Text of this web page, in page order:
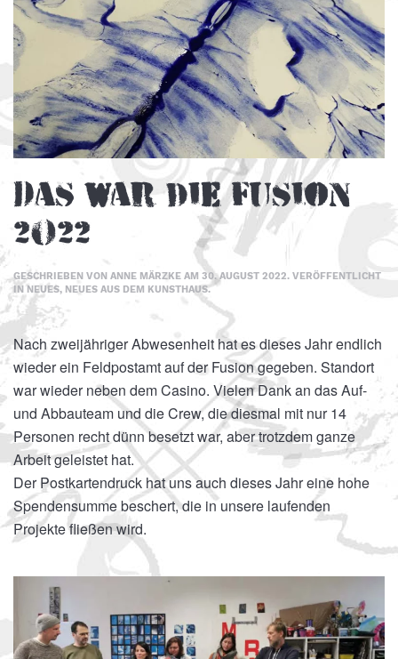
Das war die Fusion
2022
GESCHRIEBEN VON ANNE MÄRZKE AM 30. AUGUST 2022. VERÖFFENTLICHT
IN NEUES, NEUES AUS DEM KUNSTHAUS.
Nach zweijähriger Abwesenheit hat es dieses Jahr endlich
wieder ein Feldpostamt auf der Fusion gegeben. Standort
war wieder neben dem Casino. Vielen Dank an das Auf-
und Abbauteam und die Crew, die diesmal mit nur 14
Personen recht dünn besetzt war, aber trotzdem ganze
Arbeit geleistet hat.
Der Postkartendruck hat uns auch dieses Jahr eine hohe
Spendensumme beschert, die in unsere laufenden
Projekte fließen wird.